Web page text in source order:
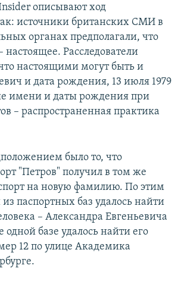
описывают ход
источники британских СМИ в
органах предполагали, что
Расследователи
настоящими могут быть и
и дата рождения, 13 июля 1979
имени и даты рождения при
– распространенная практика
было то, что
"Петров" получил в том же
на новую фамилию. По этим
паспортных баз удалось найти
– Александра Евгеньевича
базе удалось найти его
12 по улице Академика